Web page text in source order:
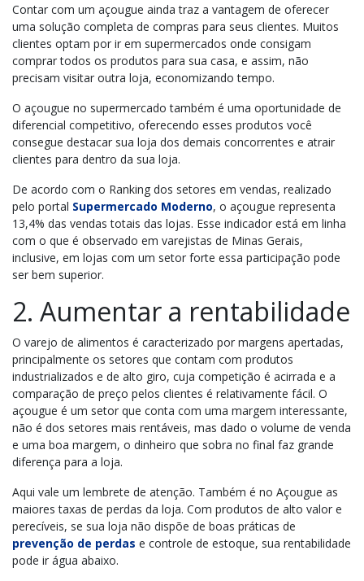
Contar com um açougue ainda traz a vantagem de oferecer
uma solução completa de compras para seus clientes. Muitos
clientes optam por ir em supermercados onde consigam
comprar todos os produtos para sua casa, e assim, não
precisam visitar outra loja, economizando tempo.
O açougue no supermercado também é uma oportunidade de
diferencial competitivo, oferecendo esses produtos você
consegue destacar sua loja dos demais concorrentes e atrair
clientes para dentro da sua loja.
De acordo com o Ranking dos setores em vendas, realizado
pelo portal Supermercado Moderno, o açougue representa
13,4% das vendas totais das lojas. Esse indicador está em linha
com o que é observado em varejistas de Minas Gerais,
inclusive, em lojas com um setor forte essa participação pode
ser bem superior.
2. Aumentar a rentabilidade
O varejo de alimentos é caracterizado por margens apertadas,
principalmente os setores que contam com produtos
industrializados e de alto giro, cuja competição é acirrada e a
comparação de preço pelos clientes é relativamente fácil. O
açougue é um setor que conta com uma margem interessante,
não é dos setores mais rentáveis, mas dado o volume de venda
e uma boa margem, o dinheiro que sobra no final faz grande
diferença para a loja.
Aqui vale um lembrete de atenção. Também é no Açougue as
maiores taxas de perdas da loja. Com produtos de alto valor e
perecíveis, se sua loja não dispõe de boas práticas de
prevenção de perdas e controle de estoque, sua rentabilidade
pode ir água abaixo.